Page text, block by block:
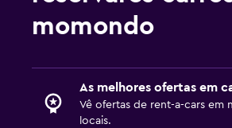
momondo
As melhores ofertas em
Vê ofertas de rent-a-cars em
locais.